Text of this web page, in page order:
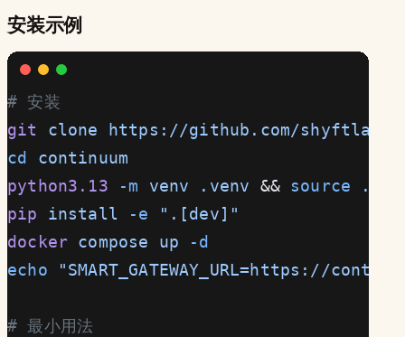
安装示例
# 安装
git
clone https://github.com/shyftlabs/
cd
continuum
python3.13 -m venv .venv && source
pip install -e ".[dev]"
docker compose up -d
echo "SMART_GATEWAY_URL=https://
# 最小用法